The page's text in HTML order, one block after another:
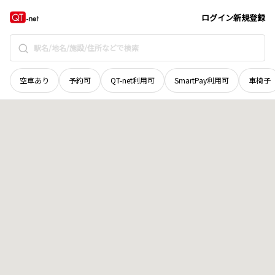
ログイン新規登録
空車あり 予約可 QT-net利用可 SmartPay利用可 車椅子
広島県